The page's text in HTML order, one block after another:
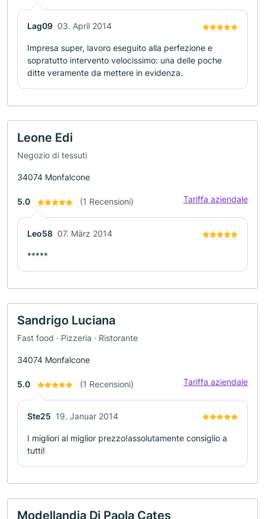
Lag09 03. April 2014
Impresa super, lavoro eseguito alla perfezione e
sopratutto intervento velocissimo: una delle poche
ditte veramente da mettere in evidenza.
Leone Edi
Negozio di tessuti
34074 Monfalcone
5.0 (1 Recensioni) Tariffa aziendale
Leo58 07. März 2014
*****
Sandrigo Luciana
Fast food · Pizzeria · Ristorante
34074 Monfalcone
5.0 (1 Recensioni) Tariffa aziendale
Ste25 19. Januar 2014
I migliori al miglior prezzo!assolutamente consiglio a
tutti!
Modellandia Di Paola Cates